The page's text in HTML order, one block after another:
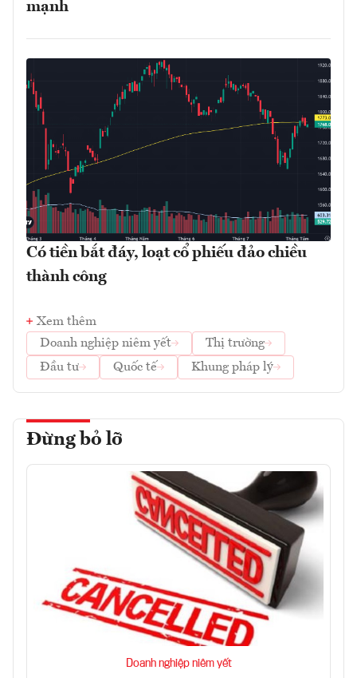
mạnh
Có tiền bắt đáy, loạt cổ phiếu đảo chiều
thành công
Xem thêm
Doanh nghiệp niêm yết
Thị trường
Đầu tư
Quốc tế Khung pháp lý
Đừng bỏ lỡ
Doanh nghiệp niêm yết